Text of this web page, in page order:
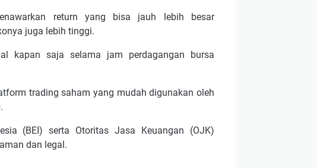
return yang bisa jauh lebih besar
juga lebih tinggi.
kapan saja selama jam perdagangan bursa
trading saham yang mudah digunakan oleh
(BEI) serta Otoritas Jasa Keuangan (OJK)
dan legal.